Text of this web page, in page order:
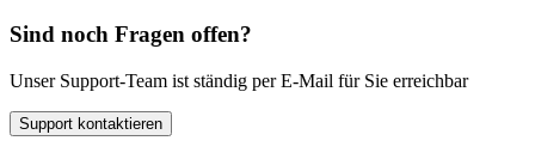
Sind noch Fragen offen?
Unser Support-Team ist ständig per E-Mail für Sie erreichbar
Support kontaktieren